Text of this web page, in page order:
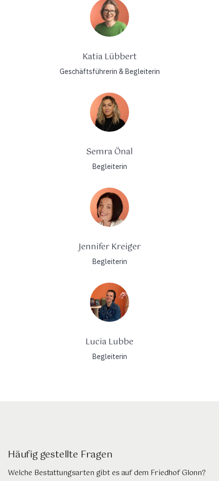
Katia Lübbert
Geschäftsführerin & Begleiterin
Semra Önal
Begleiterin
Jennifer Kreiger
Begleiterin
Lucia Lubbe
Begleiterin
Häufig gestellte Fragen
Welche Bestattungsarten gibt es auf dem Friedhof Glonn?